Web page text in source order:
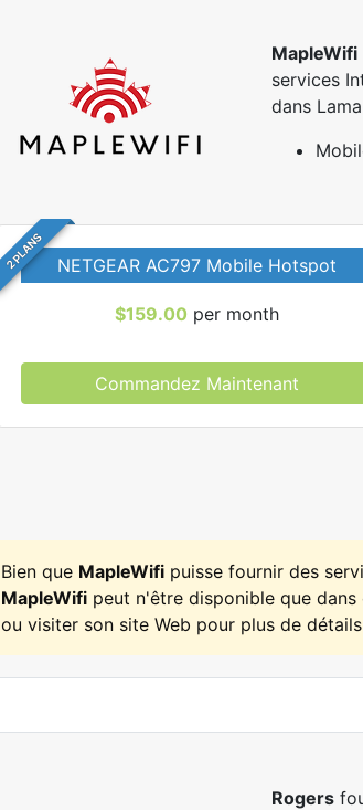
MapleWifi
services
dans
2 PLANS NETGEAR AC797 Mobile Hotspot
$159.00 per month
Commandez Maintenant
Bien que MapleWifi puisse fournir des
MapleWifi peut n'être disponible que
ou visiter son site Web pour plus de
Rogers